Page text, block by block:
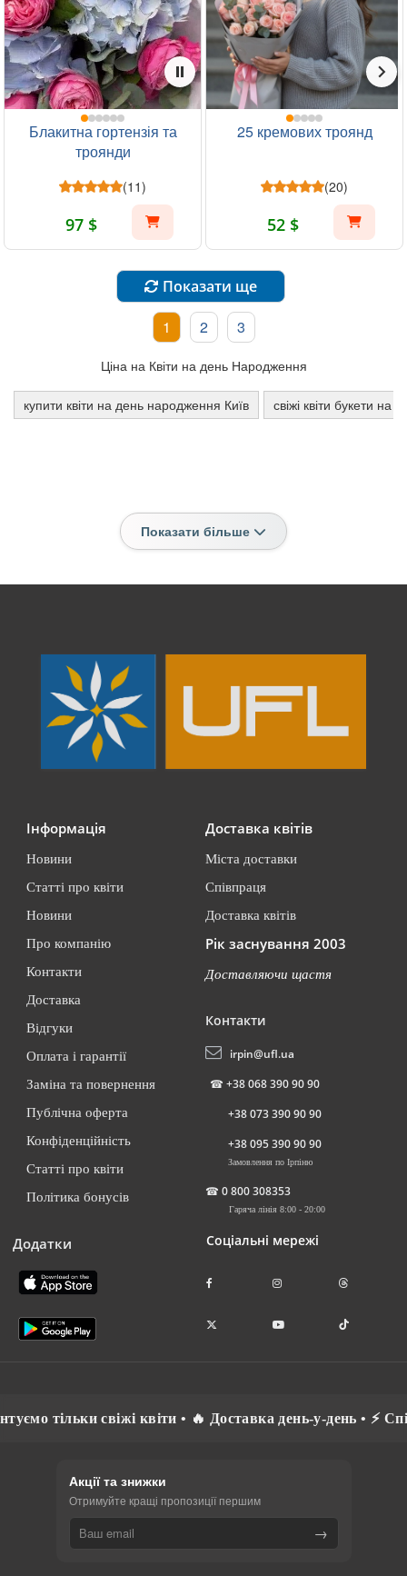
Блакитна гортензія та
троянди
(11)
97 $
25 кремових троянд
(20)
52 $
Показати ще
1 2 3
Ціна на Квіти на день Народження
купити квіти на день народження Київ свіжі квіти букети
Показати більше
Інформація
Новини
Статті про квіти
Новини
Про компанію
Контакти
Доставка
Відгуки
Оплата і гарантії
Заміна та повернення
Публічна оферта
Конфіденційність
Статті про квіти
Політика бонусів
Додатки
Доставка квітів
Міста доставки
Співпраця
Доставка квітів
Рік заснування 2003
Доставляючи щастя
Контакти
irpin@ufl.ua
☎ +38 068 390 90 90
+38 073 390 90 90
+38 095 390 90 90
Замовлення по Ірпіню
☎ 0 800 308353
Гаряча лінія 8:00 - 20:00
Соціальні мережі
• 🔥 Доставка день-у-день • ⚡ Спілкуємось рідною
Акції та знижки
Отримуйте кращі пропозиції першим
→